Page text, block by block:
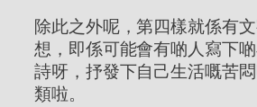
除此之外呢，第四樣就係有
想，即係可能會有啲人寫下
詩呀，抒發下自己生活嘅苦
類啦。